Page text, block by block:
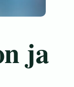
ja